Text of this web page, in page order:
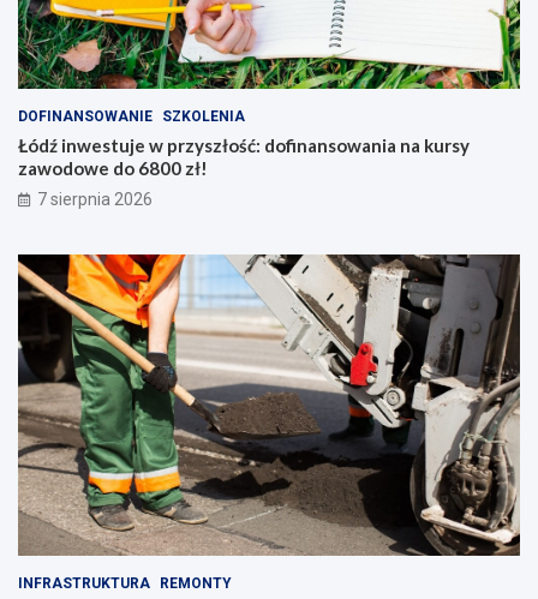
r
o
g
o
e
o
t
y
k
h
i
s
t
i
ę
DOFINANSOWANIE SZKOLENIA
Łódź inwestuje w przyszłość: dofinansowania na kursy
zawodowe do 6800 zł!
7 sierpnia 2026
INFRASTRUKTURA REMONTY